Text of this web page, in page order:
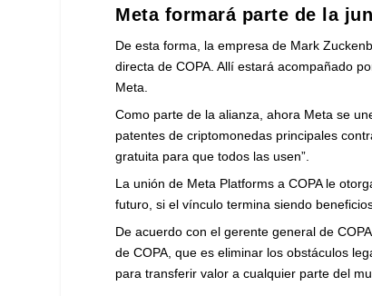
Meta formará parte de la
De esta forma, la empresa de Mark
directa de COPA. Allí estará acompañado
Meta.
Como parte de la alianza, ahora Meta se
patentes de criptomonedas principales
gratuita para que todos las usen”.
La unión de Meta Platforms a COPA le
futuro, si el vínculo termina siendo
De acuerdo con el gerente general de
de COPA, que es eliminar los obstáculos
para transferir valor a cualquier parte del